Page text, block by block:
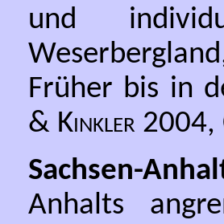
und
Früher bis in
& Kinkler 2004,
Sachsen-
Anhalts